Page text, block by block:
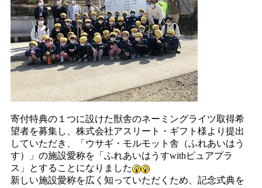
寄付特典の１つに設けた獣舎のネーミングライツ取得希
望者を募集し、株式会社アスリート・ギフト様より提出
していただき、「ウサギ・モルモット舎（ふれあいはう
す）」の施設愛称を「ふれあいはうすwithピュアプラ
ス」とすることになりました
新しい施設愛称を広く知っていただくため、記念式典を